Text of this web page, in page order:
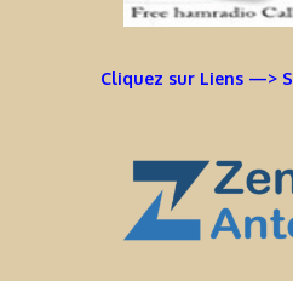
Cliquez sur Liens —>